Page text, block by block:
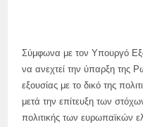
Σύμφωνα με τον Υπουργό
να ανεχτεί την ύπαρξη της
εξουσίας με το δικό της
μετά την επίτευξη των
πολιτικής των ευρωπαϊκών